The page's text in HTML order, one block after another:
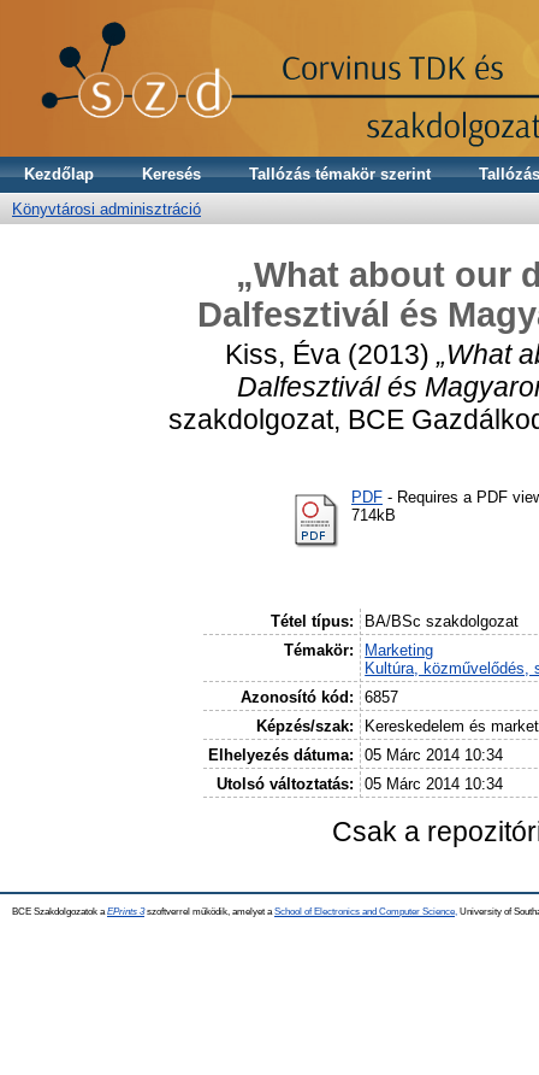
Kezdőlap Keresés Tallózás témakör szerint
Könyvtárosi adminisztráció
„What about our
Dalfesztivál és
Kiss, Éva (2013) „What
Dalfesztivál és
szakdolgozat, BCE
PDF - Requires a PDF
714kB
Tétel típus:
BA/BSc szakdolgozat
Témakör:
Marketing
Kultúra, közművelődés,
Azonosító kód:
6857
Képzés/szak:
Kereskedelem és
Elhelyezés dátuma:
05 Márc 2014 10:34
Utolsó változtatás:
05 Márc 2014 10:34
Csak a
BCE Szakdolgozatok a EPrints 3szoftverrel működik, amelyet a School of Electronics and Computer Science, University of